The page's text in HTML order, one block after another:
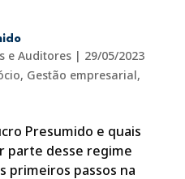
e Auditores| 29/05/2023
, Gestão empresarial,
Presumido e quais
parte desse regime
primeiros passos na